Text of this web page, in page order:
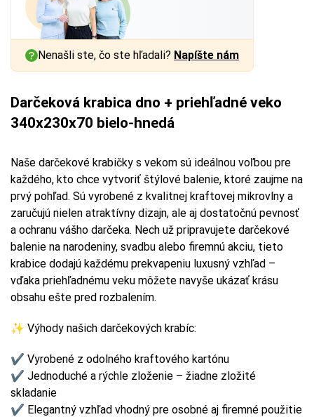
Nenašli ste, čo ste hľadali? Napíšte nám
Darčeková krabica dno + priehľadné veko
340x230x70 bielo-hnedá
Naše darčekové krabičky s vekom sú ideálnou voľbou pre
každého, kto chce vytvoriť štýlové balenie, ktoré zaujme na
prvý pohľad. Sú vyrobené z kvalitnej kraftovej mikrovlny a
zaručujú nielen atraktívny dizajn, ale aj dostatočnú pevnosť
a ochranu vášho darčeka. Nech už pripravujete darčekové
balenie na narodeniny, svadbu alebo firemnú akciu, tieto
krabice dodajú každému prekvapeniu luxusný vzhľad –
vďaka priehľadnému veku môžete navyše ukázať krásu
obsahu ešte pred rozbalením.
✨ Výhody našich darčekových krabíc:
✔ Vyrobené z odolného kraftového kartónu
✔ Jednoduché a rýchle zloženie – žiadne zložité
skladanie
✔ Elegantný vzhľad vhodný pre osobné aj firemné použitie